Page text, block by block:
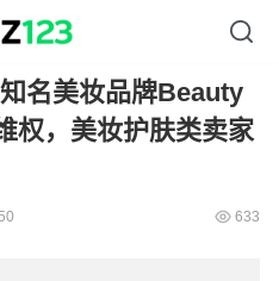
名美妆品牌Beauty
权，美妆护肤类卖家
633